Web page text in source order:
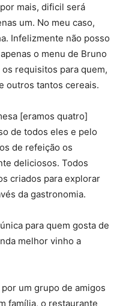
mais, dificil será
um. No meu caso,
Infelizmente não posso
o menu de Bruno
requisitos para quem,
outros tantos cereais.
[eramos quatro]
de todos eles e pelo
de refeição os
deliciosos. Todos
criados para explorar
da gastronomia.
para quem gosta de
melhor vinho a
um grupo de amigos
família, o restaurante